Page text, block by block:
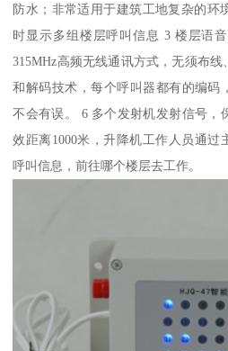
防水；非常适用于建筑工地复杂的环
时显示多组楼层呼叫信息 3 楼层语
315MHz高频无线通讯方式，无须布
和解码技术，每个呼叫器都有的编码
不会有误。 6 多个发射机发射信号，
效距离1000米，升降机工作人员通过
呼叫信息，前往哪个楼层去工作。